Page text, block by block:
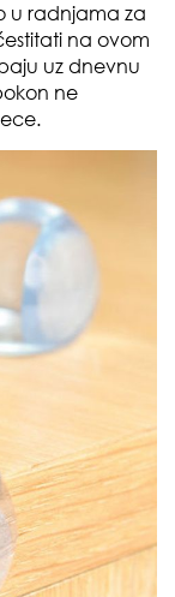
u radnjama za
na ovom
uz dnevnu
ne